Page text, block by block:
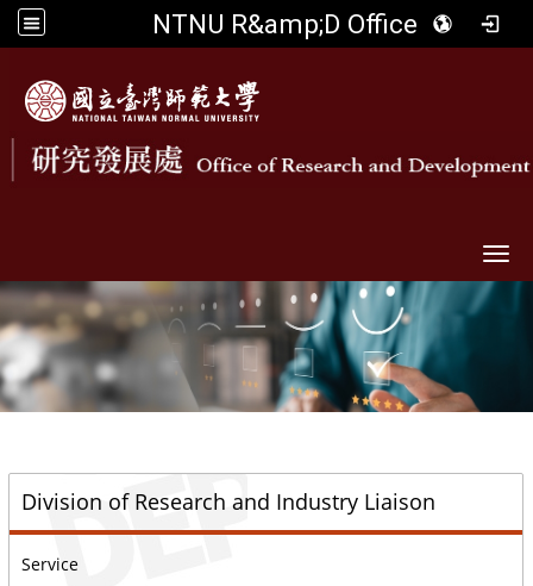
NTNU R&amp;D Office
Division of Research and Industry Liaison
Service